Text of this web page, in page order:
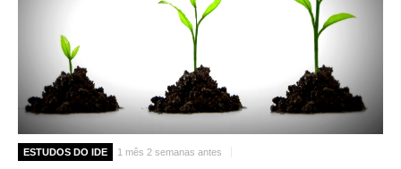
ESTUDOS DO IDE 1 mês 2 semanas antes